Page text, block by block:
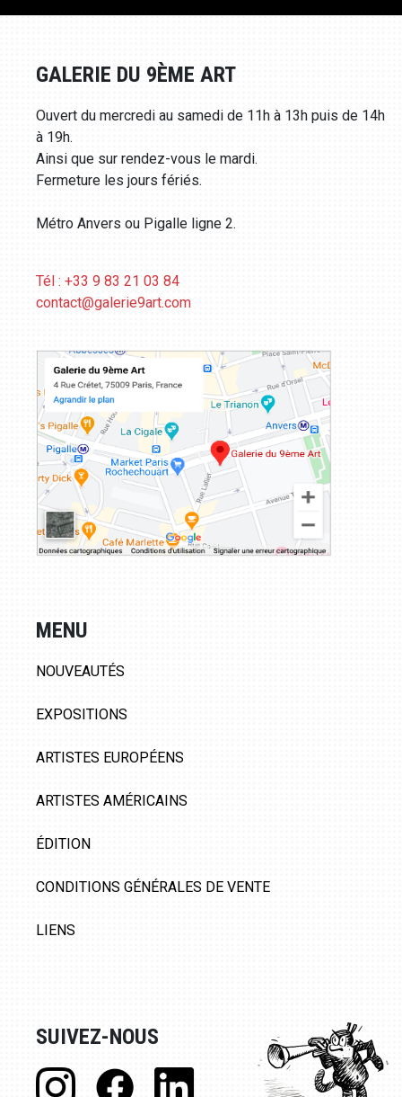
GALERIE DU 9ÈME ART
Ouvert du mercredi au samedi de 11h à 13h puis de 14h
à 19h.
Ainsi que sur rendez-vous le mardi.
Fermeture les jours fériés.
Métro Anvers ou Pigalle ligne 2.
Tél : +33 9 83 21 03 84
contact@galerie9art.com
MENU
NOUVEAUTÉS
EXPOSITIONS
ARTISTES EUROPÉENS
ARTISTES AMÉRICAINS
ÉDITION
CONDITIONS GÉNÉRALES DE VENTE
LIENS
SUIVEZ-NOUS